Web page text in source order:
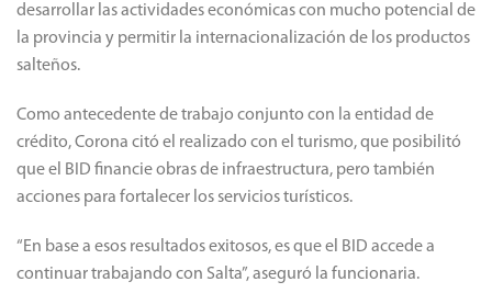
desarrollar las actividades económicas con mucho potencial de
la provincia y permitir la internacionalización de los productos
salteños.
Como antecedente de trabajo conjunto con la entidad de
crédito, Corona citó el realizado con el turismo, que posibilitó
que el BID financie obras de infraestructura, pero también
acciones para fortalecer los servicios turísticos.
“En base a esos resultados exitosos, es que el BID accede a
continuar trabajando con Salta”, aseguró la funcionaria.